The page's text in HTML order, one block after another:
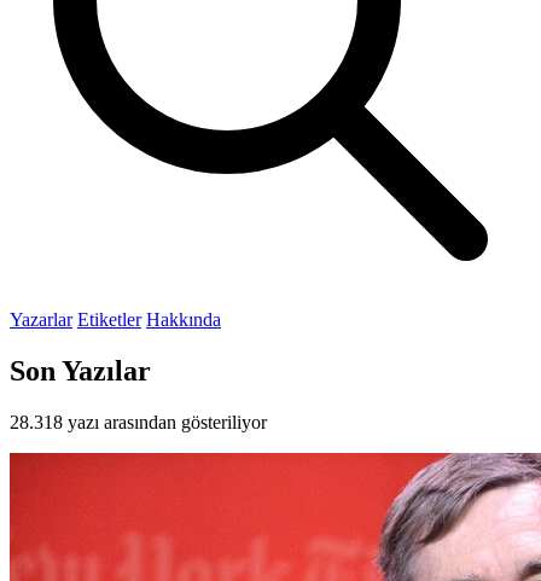
Yazarlar Etiketler Hakkında
Son Yazılar
28.318 yazı arasından gösteriliyor